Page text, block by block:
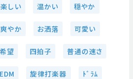
楽しい 温かい 穏やか
爽やか お洒落 可愛い
希望 四拍子 普通の速さ
EDM 旋律打楽器 ﾄﾞﾗﾑ